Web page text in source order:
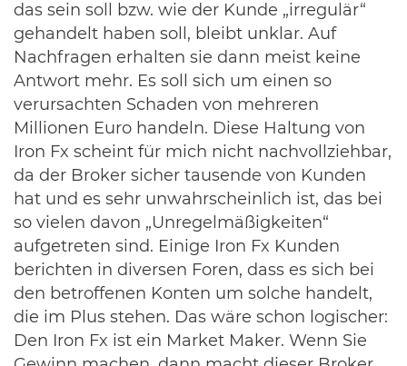
das sein soll bzw. wie der Kunde „irregulär“
gehandelt haben soll, bleibt unklar. Auf
Nachfragen erhalten sie dann meist keine
Antwort mehr. Es soll sich um einen so
verursachten Schaden von mehreren
Millionen Euro handeln. Diese Haltung von
Iron Fx scheint für mich nicht nachvollziehbar,
da der Broker sicher tausende von Kunden
hat und es sehr unwahrscheinlich ist, das bei
so vielen davon „Unregelmäßigkeiten“
aufgetreten sind. Einige Iron Fx Kunden
berichten in diversen Foren, dass es sich bei
den betroffenen Konten um solche handelt,
die im Plus stehen. Das wäre schon logischer:
Den Iron Fx ist ein Market Maker. Wenn Sie